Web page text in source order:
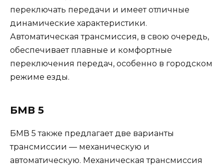
переключать передачи и имеет отличные
динамические характеристики.
Автоматическая трансмиссия, в свою очередь,
обеспечивает плавные и комфортные
переключения передач, особенно в городском
режиме езды.
БМВ 5
БМВ 5 также предлагает две варианты
трансмиссии — механическую и
автоматическую. Механическая трансмиссия